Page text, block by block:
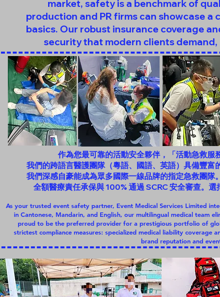
market, safety is a benchmark of
production and PR firms can showcase
basics. Our robust insurance coverage
security that modern clients
作為您最可靠的活動安全夥伴，「活動急救
我們的跨語言醫護團隊（粵語、國語、英語）具備豐
我們深感自豪能成為眾多國際一線品牌的指定急救團
全額醫療責任承保與 100% 通過 SCRC 安全審查。
As your trusted event safety partner, Event Medical Services Limited
in Cantonese, Mandarin, and English, our multilingual medical team
proud to be the preferred provider for a prestigious portfolio of
strictest compliance measures: specialized medical liability
brand reputation and